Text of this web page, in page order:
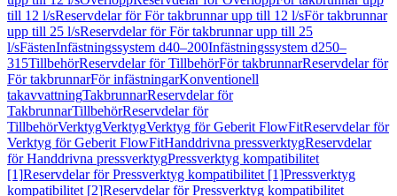
till 12 l/sReservdelar för För takbrunnar upp till 12 l/sFör takbrunnar
upp till 25 l/sReservdelar för För takbrunnar upp till 25
l/sFästenInfästningssystem d40–200Infästningssystem d250–
315TillbehörReservdelar för TillbehörFör takbrunnarReservdelar för
För takbrunnarFör infästningarKonventionell
takavvattningTakbrunnarReservdelar för
TakbrunnarTillbehörReservdelar för
TillbehörVerktygVerktygVerktyg för Geberit FlowFitReservdelar för
Verktyg för Geberit FlowFitHanddrivna pressverktygReservdelar
för Handdrivna pressverktygPressverktyg kompatibilitet
[1]Reservdelar för Pressverktyg kompatibilitet [1]Pressverktyg
kompatibilitet [2]Reservdelar för Pressverktyg kompatibilitet